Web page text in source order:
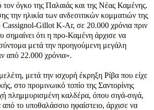
τον όγκο της Παλαιάς και της Νέας Καμένης.
την ηλικία των ανδεσιτικών κομματιών της
Cassignol-Gillot K-Ar, σε 20.000 χρόνια πριν
σημαίνει ότι η προ-Καμένη άρχισε να
μετά την προηγούμενη μεγάλη
από 22.000 χρόνια».
μετά την ισχυρή έκρηξη Ρίβα που είχε
στο προμινωικό τοπίο της Σαντορίνης
πλημμυρισμένη καλδέρα, όπου σιγά-σιγά,
το υποθαλάσσιο ηφαίστειο, άρχισε να